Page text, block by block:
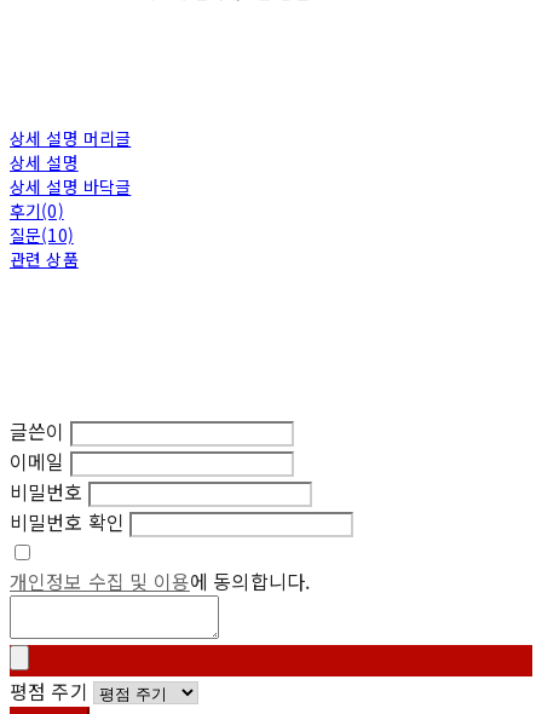
상세 설명 머리글
상세 설명
상세 설명 바닥글
후기(0)
질문(10)
관련 상품
글쓴이
이메일
비밀번호
비밀번호 확인
개인정보 수집 및 이용에 동의합니다.
평점 주기